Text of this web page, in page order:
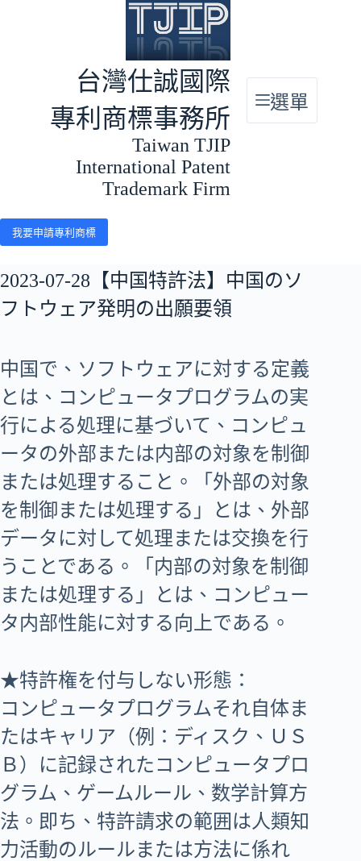
台灣仕誠國際
專利商標事務所
Taiwan TJIP
International Patent
Trademark Firm
選單
我要申請專利商標
2023-07-28【中国特許法】中国のソ
フトウェア発明の出願要領
中国で、ソフトウェアに対する定義
とは、コンピュータプログラムの実
行による処理に基づいて、コンピュ
ータの外部または内部の対象を制御
または処理すること。「外部の対象
を制御または処理する」とは、外部
データに対して処理または交換を行
うことである。「内部の対象を制御
または処理する」とは、コンピュー
タ内部性能に対する向上である。
★特許権を付与しない形態：
コンピュータプログラムそれ自体ま
たはキャリア（例：ディスク、ＵＳ
Ｂ）に記録されたコンピュータプロ
グラム、ゲームルール、数学計算方
法。即ち、特許請求の範囲は人類知
力活動のルールまたは方法に係れ